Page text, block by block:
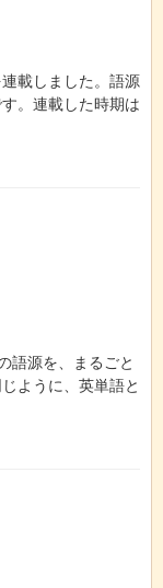
載しました。語源
。連載した時期は
語源を、まるごと
ように、英単語と